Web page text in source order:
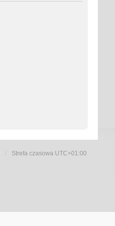
Strefa czasowa UTC+01:00